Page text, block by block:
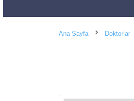
Ana Sayfa Doktorlar